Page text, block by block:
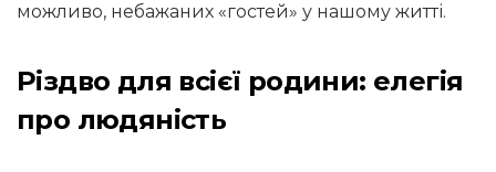
можливо, небажаних «гостей» у нашому житті.
Різдво для всієї родини: елегія
про людяність